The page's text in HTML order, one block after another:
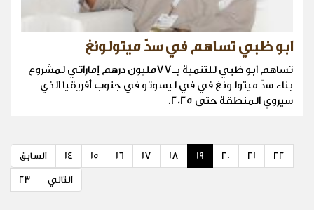
ابو ظبي تساهم في سدّ ميتولونغ
تساهم ابو ظبي للتنمية بـ77مليون درهم إماراتي لمشروع
بناء سدّ ميتولونغ في في ليسوتو في جنوب أفريقيا الذي
سيروي المنطقة حتى 2025.
السابق 14 15 16 17 18 19 20 21 22
23 التالي